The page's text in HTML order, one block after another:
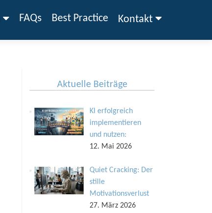
FAQs Best Practice Kontakt
Aktuelle Beiträge
KI erfolgreich
implementieren
und nutzen:
12. Mai 2026
Quiet Cracking: Der
stille
Motivationsverlust
27. März 2026